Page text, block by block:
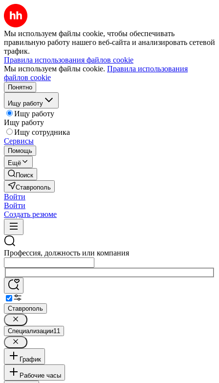
Мы используем файлы cookie, чтобы обеспечивать
правильную работу нашего веб-сайта и анализировать сетевой
трафик.
Правила использования файлов cookie
Мы используем файлы cookie. Правила использования
файлов cookie
Понятно
Ищу работу
Ищу работу
Ищу работу
Ищу сотрудника
Сервисы
Помощь
Ещё
Поиск
Ставрополь
Войти
Войти
Создать резюме
Профессия, должность или компания
Ставрополь
Специализации11
График
Рабочие часы